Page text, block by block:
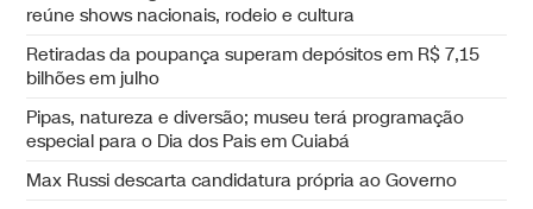
reúne shows nacionais, rodeio e cultura
Retiradas da poupança superam depósitos em R$ 7,15
bilhões em julho
Pipas, natureza e diversão; museu terá programação
especial para o Dia dos Pais em Cuiabá
Max Russi descarta candidatura própria ao Governo